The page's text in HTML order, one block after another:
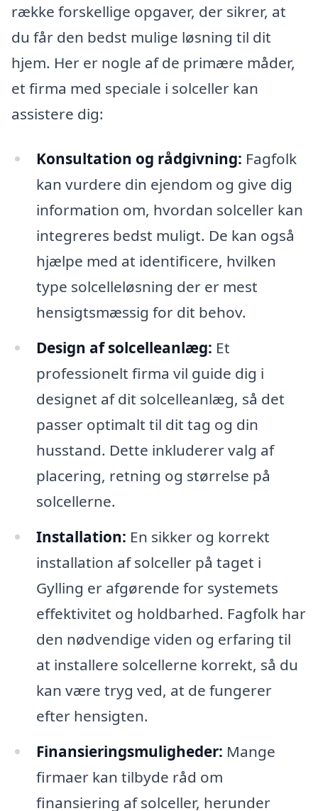
række forskellige opgaver, der sikrer, at
du får den bedst mulige løsning til dit
hjem. Her er nogle af de primære måder,
et firma med speciale i solceller kan
assistere dig:
Konsultation og rådgivning: Fagfolk
kan vurdere din ejendom og give dig
information om, hvordan solceller kan
integreres bedst muligt. De kan også
hjælpe med at identificere, hvilken
type solcelleløsning der er mest
hensigtsmæssig for dit behov.
Design af solcelleanlæg: Et
professionelt firma vil guide dig i
designet af dit solcelleanlæg, så det
passer optimalt til dit tag og din
husstand. Dette inkluderer valg af
placering, retning og størrelse på
solcellerne.
Installation: En sikker og korrekt
installation af solceller på taget i
Gylling er afgørende for systemets
effektivitet og holdbarhed. Fagfolk har
den nødvendige viden og erfaring til
at installere solcellerne korrekt, så du
kan være tryg ved, at de fungerer
efter hensigten.
Finansieringsmuligheder: Mange
firmaer kan tilbyde råd om
finansiering af solceller, herunder